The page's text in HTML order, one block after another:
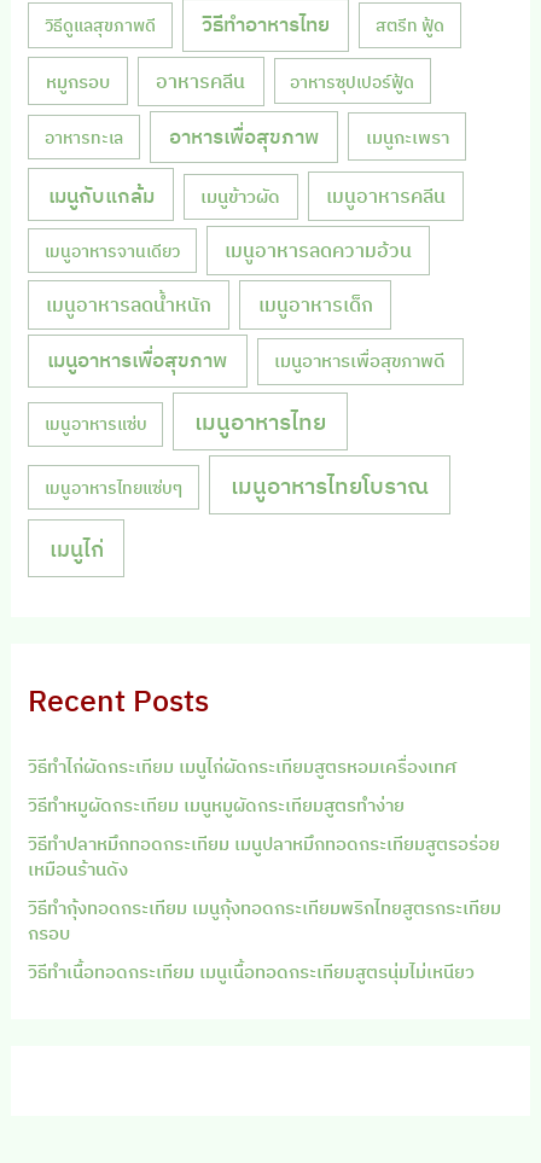
วิธีดูแลสุขภาพดี วิธีทำอาหารไทย สตรีท ฟู้ด
หมูกรอบ อาหารคลีน อาหารซุปเปอร์ฟู้ด
อาหารทะเล อาหารเพื่อสุขภาพ เมนูกะเพรา
เมนูกับแกล้ม เมนูข้าวผัด เมนูอาหารคลีน
เมนูอาหารจานเดียว เมนูอาหารลดความอ้วน
เมนูอาหารลดน้ำหนัก เมนูอาหารเด็ก
เมนูอาหารเพื่อสุขภาพ เมนูอาหารเพื่อสุขภาพดี
เมนูอาหารแซ่บ เมนูอาหารไทย
เมนูอาหารไทยแซ่บๆ เมนูอาหารไทยโบราณ
เมนูไก่
Recent Posts
วิธีทำไก่ผัดกระเทียม เมนูไก่ผัดกระเทียมสูตรหอมเครื่องเทศ
วิธีทำหมูผัดกระเทียม เมนูหมูผัดกระเทียมสูตรทำง่าย
วิธีทำปลาหมึกทอดกระเทียม เมนูปลาหมึกทอดกระเทียมสูตรอร่อย
เหมือนร้านดัง
วิธีทำกุ้งทอดกระเทียม เมนูกุ้งทอดกระเทียมพริกไทยสูตรกระเทียม
กรอบ
วิธีทำเนื้อทอดกระเทียม เมนูเนื้อทอดกระเทียมสูตรนุ่มไม่เหนียว